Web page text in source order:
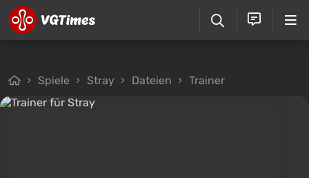
Spiele Stray Dateien Trainer